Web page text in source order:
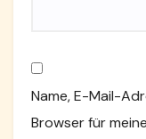
Name, E-Mail-
Browser für